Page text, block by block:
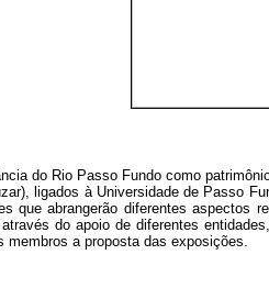
do Rio Passo Fundo como
ligados à Universidade de Passo
que abrangerão diferentes
do apoio de diferentes
membros a proposta das exposições.